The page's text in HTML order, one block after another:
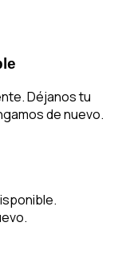
Déjanos tu
de nuevo.